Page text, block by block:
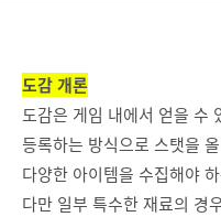
리
전
체
보
기
도감 개론
도감은 게임 내에서 얻을 수
등록하는 방식으로 스탯을
다양한 아이템을 수집해야
다만 일부 특수한 재료의 경